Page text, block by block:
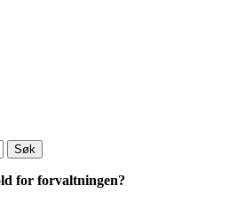
Søk
for forvaltningen?